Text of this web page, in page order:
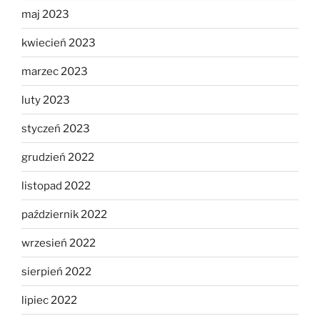
maj 2023
kwiecień 2023
marzec 2023
luty 2023
styczeń 2023
grudzień 2022
listopad 2022
październik 2022
wrzesień 2022
sierpień 2022
lipiec 2022